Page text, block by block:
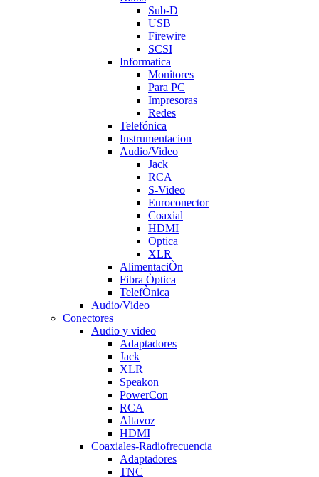
Sub-D
USB
Firewire
SCSI
Informatica
Monitores
Para PC
Impresoras
Redes
Telefónica
Instrumentacion
Audio/Video
Jack
RCA
S-Video
Euroconector
Coaxial
HDMI
Optica
XLR
AlimentaciÒn
Fibra Òptica
TelefÒnica
Audio/Video
Conectores
Audio y video
Adaptadores
Jack
XLR
Speakon
PowerCon
RCA
Altavoz
HDMI
Coaxiales-Radiofrecuencia
Adaptadores
TNC